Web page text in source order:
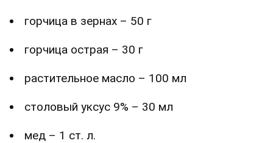
горчица в зернах – 50 г
горчица острая – 30 г
растительное масло – 100 мл
столовый уксус 9% – 30 мл
мед – 1 ст. л.